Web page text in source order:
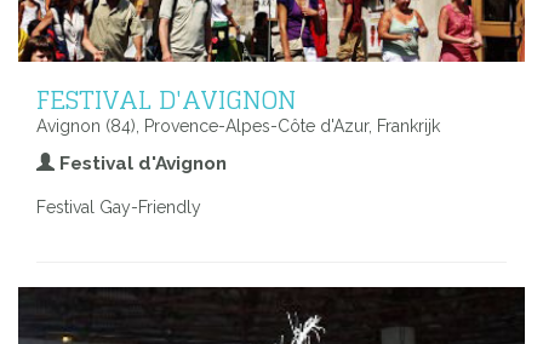
FESTIVAL D'AVIGNON
Avignon (84), Provence-Alpes-Côte d'Azur, Frankrijk
Festival d'Avignon
Festival Gay-Friendly